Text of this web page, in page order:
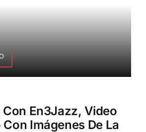
Con En3Jazz, Video
Imágenes De La